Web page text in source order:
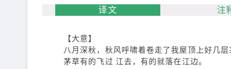
译文 注
【大意】
八月深秋，秋风呼啸着卷走了我屋顶上好几层
茅草有的飞过 江去，有的就落在江边。